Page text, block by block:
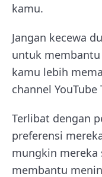
kamu.
Jangan kecewa
untuk
kamu lebih
channel
Terlibat dengan
preferensi
mungkin mereka
membantu